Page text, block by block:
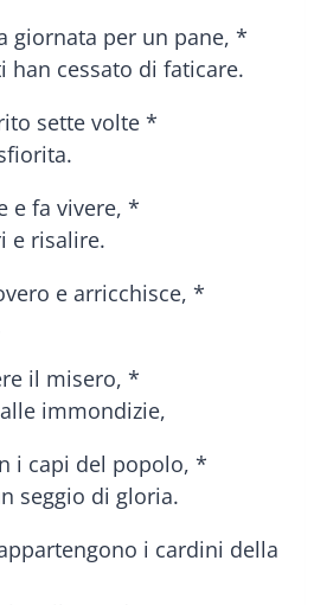
giornata per un pane, *
han cessato di faticare.
sette volte *
e fa vivere, *
e risalire.
e arricchisce, *
il misero, *
immondizie,
i capi del popolo, *
seggio di gloria.
i cardini della